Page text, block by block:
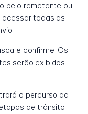
pelo remetente ou
acessar todas as
e confirme. Os
serão exibidos
o percurso da
de trânsito